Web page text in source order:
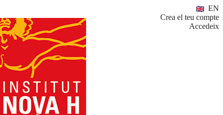
EN
Crea el teu compte
Accedeix